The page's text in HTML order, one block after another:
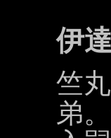
伊
竺
弟